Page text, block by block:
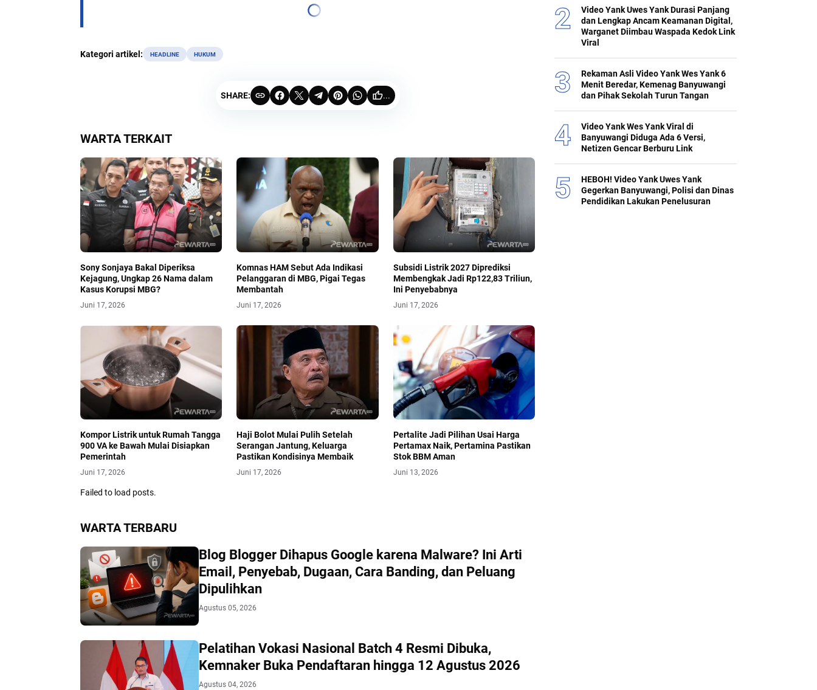
Kategori artikel: HEADLINE HUKUM
SHARE: ...
WARTA TERKAIT
Sony Sonjaya Bakal Diperiksa
Kejagung, Ungkap 26 Nama dalam
Kasus Korupsi MBG?
Juni 17, 2026
Komnas HAM Sebut Ada Indikasi
Pelanggaran di MBG, Pigai Tegas
Membantah
Juni 17, 2026
Subsidi Listrik 2027 Diprediksi
Membengkak Jadi Rp122,83 Triliun,
Ini Penyebabnya
Juni 17, 2026
Kompor Listrik untuk Rumah Tangga
900 VA ke Bawah Mulai Disiapkan
Pemerintah
Juni 17, 2026
Haji Bolot Mulai Pulih Setelah
Serangan Jantung, Keluarga
Pastikan Kondisinya Membaik
Juni 17, 2026
Pertalite Jadi Pilihan Usai Harga
Pertamax Naik, Pertamina Pastikan
Stok BBM Aman
Juni 13, 2026
Failed to load posts.
WARTA TERBARU
Blog Blogger Dihapus Google karena Malware? Ini Arti
Email, Penyebab, Dugaan, Cara Banding, dan Peluang
Dipulihkan
Agustus 05, 2026
Pelatihan Vokasi Nasional Batch 4 Resmi Dibuka,
Kemnaker Buka Pendaftaran hingga 12 Agustus 2026
Agustus 04, 2026
Video Yank Uwes Yank Durasi Panjang
dan Lengkap Ancam Keamanan Digital,
Warganet Diimbau Waspada Kedok Link
Viral
Rekaman Asli Video Yank Wes Yank 6
Menit Beredar, Kemenag Banyuwangi
dan Pihak Sekolah Turun Tangan
Video Yank Wes Yank Viral di
Banyuwangi Diduga Ada 6 Versi,
Netizen Gencar Berburu Link
HEBOH! Video Yank Uwes Yank
Gegerkan Banyuwangi, Polisi dan Dinas
Pendidikan Lakukan Penelusuran